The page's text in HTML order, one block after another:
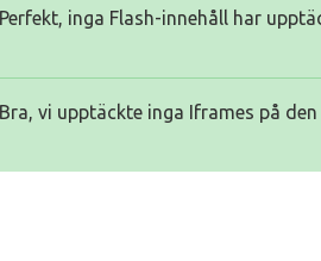
Perfekt, inga Flash-innehåll har
Bra, vi upptäckte inga Iframes på